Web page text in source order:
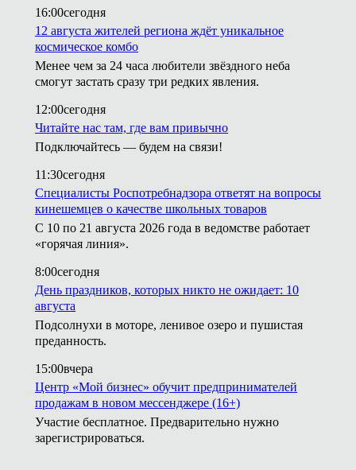
16:00сегодня
12 августа жителей региона ждёт уникальное
космическое комбо
Менее чем за 24 часа любители звёздного неба
смогут застать сразу три редких явления.
12:00сегодня
Читайте нас там, где вам привычно
Подключайтесь — будем на связи!
11:30сегодня
Специалисты Роспотребнадзора ответят на вопросы
кинешемцев о качестве школьных товаров
С 10 по 21 августа 2026 года в ведомстве работает
«горячая линия».
8:00сегодня
День праздников, которых никто не ожидает: 10
августа
Подсолнухи в моторе, ленивое озеро и пушистая
преданность.
15:00вчера
Центр «Мой бизнес» обучит предпринимателей
продажам в новом мессенджере (16+)
Участие бесплатное. Предварительно нужно
зарегистрироваться.